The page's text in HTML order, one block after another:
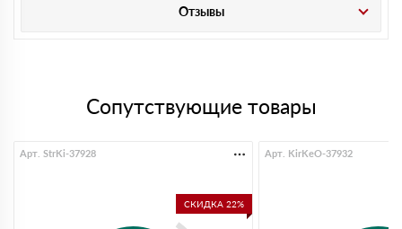
Отзывы
Сопутствующие товары
СКИДКА 22%
Арт. StrKi-37928 Арт. KirKeO-37932